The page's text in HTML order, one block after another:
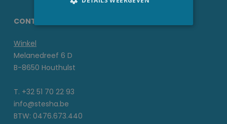
CONTACTGEGEVENS STESHA
Winkel
Melanedreef 6 D
B-8650 Houthulst
T. +32 51 70 22 93
info@stesha.be
BTW: 0476.673.440